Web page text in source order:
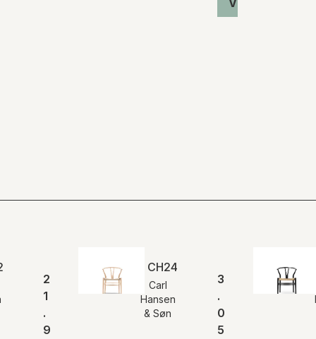
Vis produkt
| Loungestol | Eg sæbe | MH
2
1
.
9
CH24 | Y-stolen | Bøg sæbe |
Carl
Hansen
& Søn
3
.
0
5